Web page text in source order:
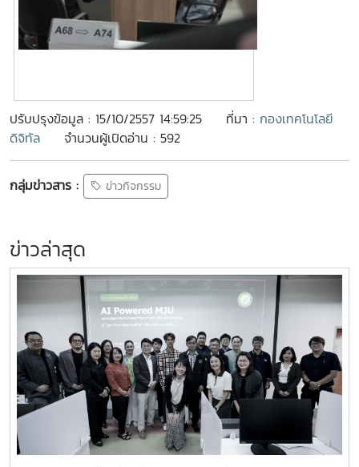
ปรับปรุงข้อมูล : 15/10/2557 14:59:25 ที่มา : กองเทคโนโลยี
ดิจิทัล
จำนวนผู้เปิดอ่าน : 592
กลุ่มข่าวสาร : ข่าวกิจกรรม
ข่าวล่าสุด